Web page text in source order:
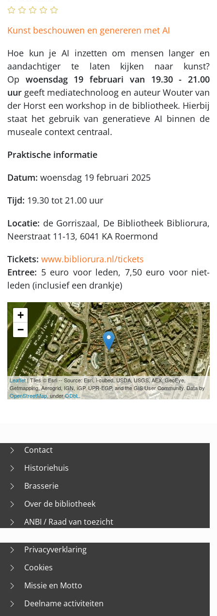
Kunst beschouwen en genereren met AI
Hoe kun je AI inzetten om mensen langer en
aandachtiger te laten kijken naar kunst?
Op woensdag 19 februari van 19.30 - 21.00
uur geeft mediatechnoloog en auteur Wouter van
der Horst een workshop in de bibliotheek. Hierbij
staat het gebruik van generatieve AI binnen de
museale context centraal.
Praktische informatie
Datum: woensdag 19 februari 2025
Tijd: 19.30 tot 21.00 uur
Locatie: de Gorriszaal, De Bibliotheek Bibliorura,
Neerstraat 11-13, 6041 KA Roermond
Tickets: www.bibliorura.nl/tickets
Entree: 5 euro voor leden, 7,50 euro voor niet-
leden (inclusief een drankje)
+
−
Leaflet| Tiles © Esri -- Source: Esri, i-cubed, USDA, USGS, AEX, GeoEye,
Getmapping, Aerogrid, IGN, IGP, UPR-EGP, and the GIS User Community. Data by
OpenStreetMap, underODbL.
Contact
Historiehuis
Brasserie
Over de bibliotheek
ANBI / Raad van toezicht
Privacyverklaring
Cookies
Missie en Motto
Deelname activiteiten